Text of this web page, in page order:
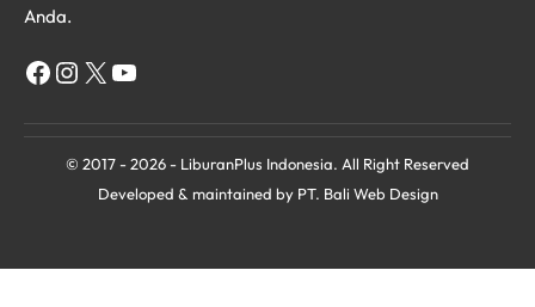
Anda.
Facebook
Instagram
X YouTube
© 2017 - 2026 - LiburanPlus Indonesia. All Right Reserved
Developed & maintained by PT. Bali Web Design